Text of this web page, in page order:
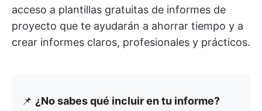
acceso a plantillas gratuitas de informes de
proyecto que te ayudarán a ahorrar tiempo y a
crear informes claros, profesionales y prácticos.
📌 ¿No sabes qué incluir en tu informe?